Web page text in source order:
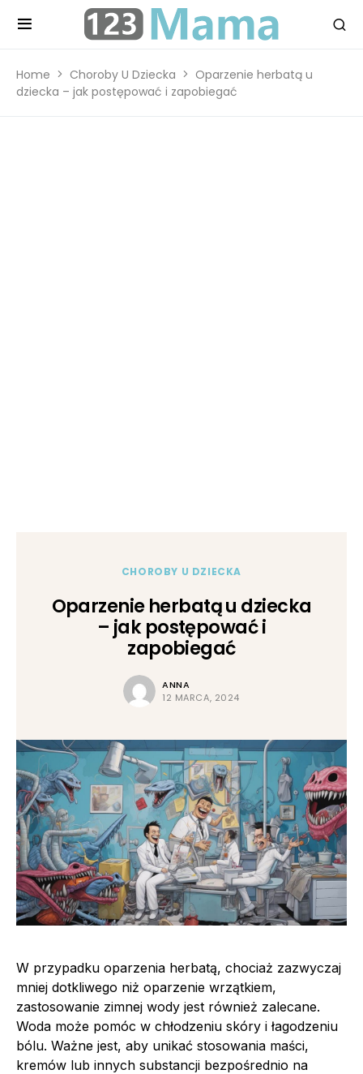
Home Choroby U Dziecka
Oparzenie herbatą u
dziecka – jak postępować i zapobiegać
CHOROBY U DZIECKA
Oparzenie herbatą u dziecka
– jak postępować i
zapobiegać
ANNA
12 MARCA, 2024
W przypadku oparzenia herbatą, chociaż zazwyczaj
mniej dotkliwego niż oparzenie wrzątkiem,
zastosowanie zimnej wody jest również zalecane.
Woda może pomóc w chłodzeniu skóry i łagodzeniu
bólu. Ważne jest, aby unikać stosowania maści,
kremów lub innych substancji bezpośrednio na